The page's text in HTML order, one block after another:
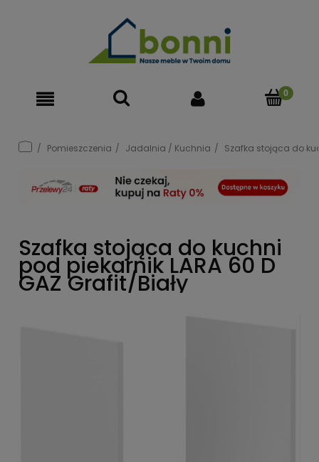
Pomieszczenia Jadalnia / Kuchnia Szafka stojąca do
Szafka stojąca do kuchni
pod piekarnik LARA 60 D
GAZ Grafit/Biały